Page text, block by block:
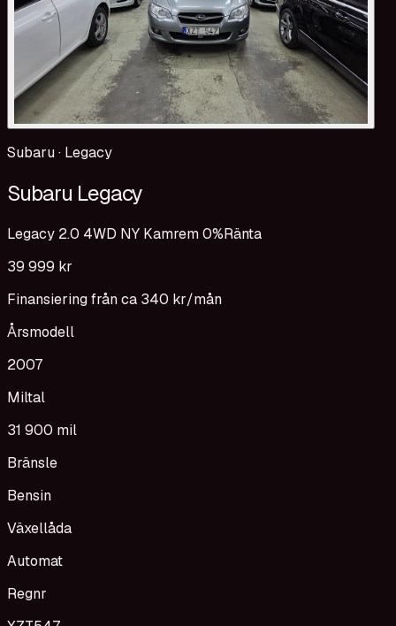
Subaru· Legacy
Subaru Legacy
Legacy 2.0 4WD NY Kamrem 0%Ränta
39 999 kr
Finansiering från ca 340 kr/mån
Årsmodell
2007
Miltal
31 900 mil
Bränsle
Bensin
Växellåda
Automat
Regnr